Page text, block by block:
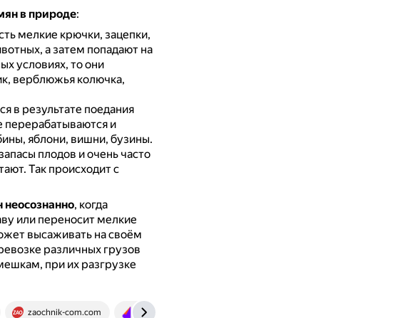
в природе:
мелкие крючки, зацепки,
а затем попадают на
условиях, то они
верблюжья колючка,
в результате поедания
и
яблони, вишни, бузины.
плодов и очень часто
Так происходит с
неосознанно, когда
или переносит мелкие
высаживать на своём
различных грузов
при их разгрузке
zaochnik-com.com lc.rt.ru